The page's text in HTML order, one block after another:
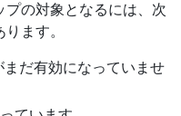
プの対象となるには、次
ます。
だ有効になっていませ